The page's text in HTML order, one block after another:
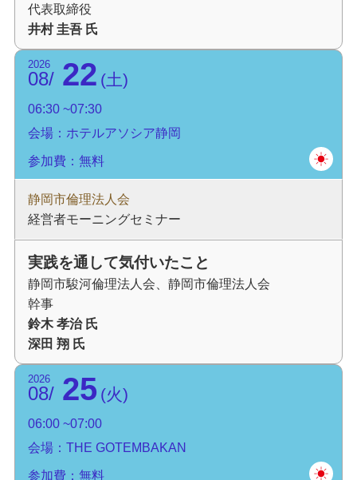
代表取締役
井村 圭吾 氏
2026
08 22 土
06:30
07:30
会場：ホテルアソシア静岡
参加費：無料
静岡市倫理法人会
経営者モーニングセミナー
実践を通して気付いたこと
静岡市駿河倫理法人会、静岡市倫理法人会
幹事
鈴木 孝治 氏
深田 翔 氏
2026
08 25 火
06:00
07:00
会場：THE GOTEMBAKAN
参加費：無料